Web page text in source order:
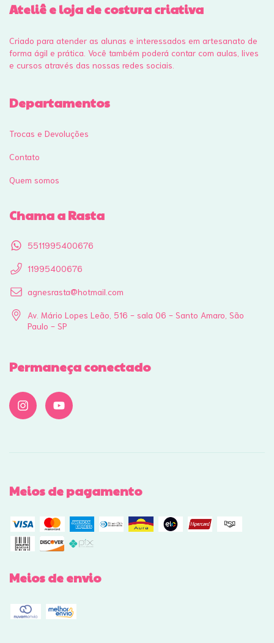
Ateliê e loja de costura criativa
Criado para atender as alunas e interessados em artesanato de
forma ágil e prática. Você também poderá contar com aulas, lives
e cursos através das nossas redes sociais.
Departamentos
Trocas e Devoluções
Contato
Quem somos
Chama a Rasta
5511995400676
11995400676
agnesrasta@hotmail.com
Av. Mário Lopes Leão, 516 - sala 06 - Santo Amaro, São
Paulo - SP
Permaneça conectado
Meios de pagamento
Meios de envio